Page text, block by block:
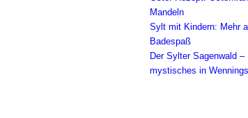
Mandeln
Sylt mit Kindern: Mehr
Badespaß
Der Sylter Sagenwald –
mystisches in